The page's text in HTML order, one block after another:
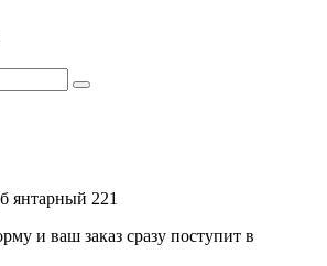
янтарный 221
и ваш заказ сразу поступит в